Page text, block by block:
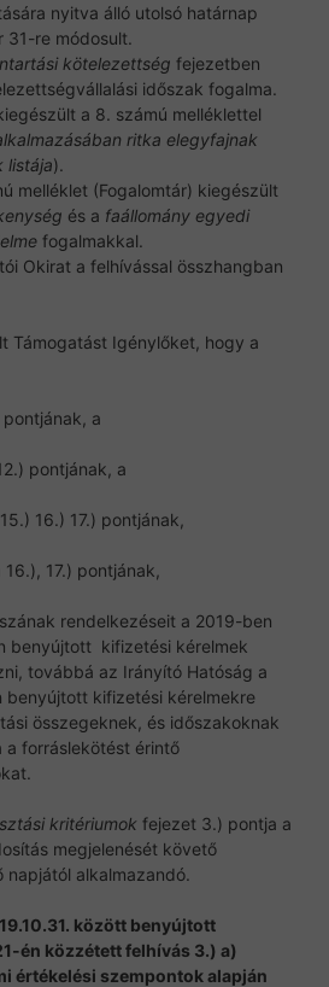
nyitva álló utolsó határnap
31-re módosult.
kötelezettség fejezetben
időszak fogalma.
a 8. számú melléklettel
ritka elegyfajnak
listája).
(Fogalomtár) kiegészült
és a faállomány egyedi
fogalmakkal.
a felhívással összhangban
Támogatást Igénylőket, hogy a
a
pontjának, a
16.) 17.) pontjának,
17.) pontjának,
rendelkezéseit a 2019-ben
benyújtott kifizetési kérelmek
továbbá az Irányító Hatóság a
benyújtott kifizetési kérelmekre
összegeknek, és időszakoknak
a forráslekötést érintő
kritériumok fejezet 3.) pontja a
megjelenését követő
napjától alkalmazandó.
között benyújtott
én közzétett felhívás 3.) a)
értékelési szempontok alapján